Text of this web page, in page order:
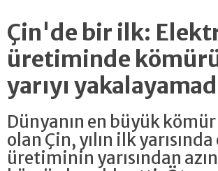
Çin'de bir ilk:
üretiminde
yarıyı
Dünyanın en büyük
olan Çin, yılın ilk
üretiminin yarısından